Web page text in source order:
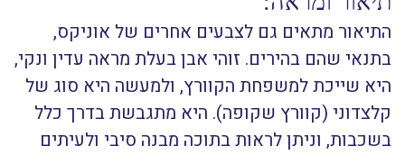
התיאור מתאים גם לצבעים אחרים של אוניקס,
בתנאי שהם בהירים. זוהי אבן בעלת מראה עדין ונקי,
היא שייכת למשפחת הקוורץ, ולמעשה היא סוג של
קלצדוני (קוורץ שקופה). היא מתגבשת בדרך כלל
בשכבות, וניתן לראות בתוכה מבנה סיבי ולעיתים